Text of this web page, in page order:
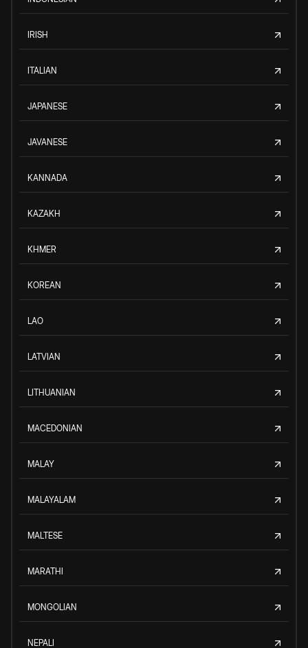
IRISH
ITALIAN
JAPANESE
JAVANESE
KANNADA
KAZAKH
KHMER
KOREAN
LAO
LATVIAN
LITHUANIAN
MACEDONIAN
MALAY
MALAYALAM
MALTESE
MARATHI
MONGOLIAN
NEPALI